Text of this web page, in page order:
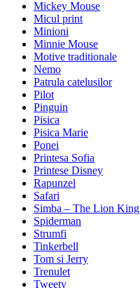
Mickey Mouse
Micul print
Minioni
Minnie Mouse
Motive traditionale
Nemo
Patrula catelusilor
Pilot
Pinguin
Pisica
Pisica Marie
Ponei
Printesa Sofia
Printese Disney
Rapunzel
Safari
Simba – The Lion King
Spiderman
Strumfi
Tinkerbell
Tom si Jerry
Trenulet
Tweety